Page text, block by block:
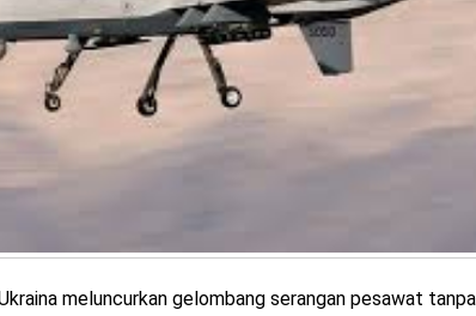
meluncurkan gelombang serangan pesawat